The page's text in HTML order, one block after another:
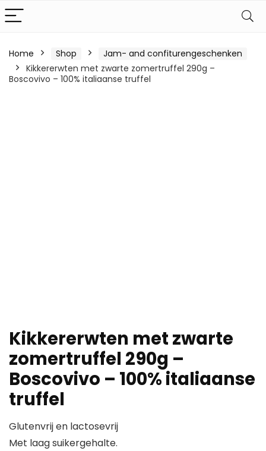
Home Shop
Jam- and confiturengeschenken
Kikkererwten met zwarte zomertruffel 290g –
Boscovivo – 100% italiaanse truffel
Kikkererwten met zwarte
zomertruffel 290g –
Boscovivo – 100% italiaanse
truffel
Glutenvrij en lactosevrij
Met laag suikergehalte.